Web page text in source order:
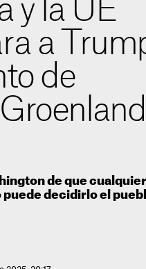
y la UE
a
de
de que cualquier
puede decidirlo el